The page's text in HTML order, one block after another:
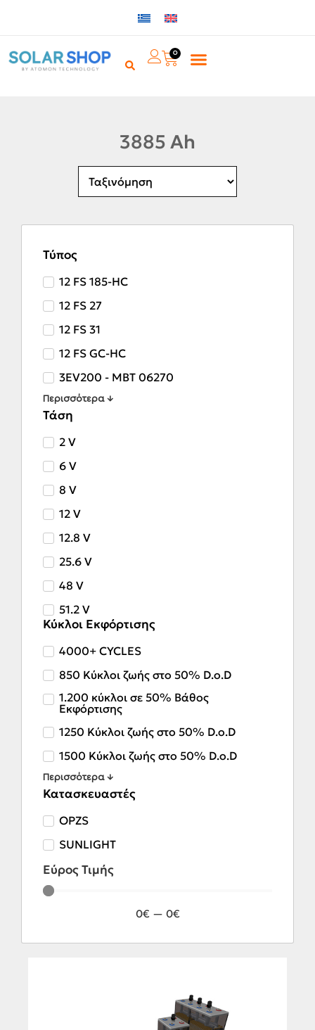
0
3885 Ah
Τύπος
12 FS 185-HC
12 FS 27
12 FS 31
12 FS GC-HC
3EV200 - MBT 06270
Περισσότερα ↓
Τάση
2 V
6 V
8 V
12 V
12.8 V
25.6 V
48 V
51.2 V
Κύκλοι Εκφόρτισης
4000+ CYCLES
850 Κύκλοι ζωής στο 50% D.o.D
1.200 κύκλοι σε 50% Βάθος
Εκφόρτισης
1250 Κύκλοι ζωής στο 50% D.o.D
1500 Κύκλοι ζωής στο 50% D.o.D
Περισσότερα ↓
Κατασκευαστές
OPZS
SUNLIGHT
Εύρος Τιμής
0€ — 0€